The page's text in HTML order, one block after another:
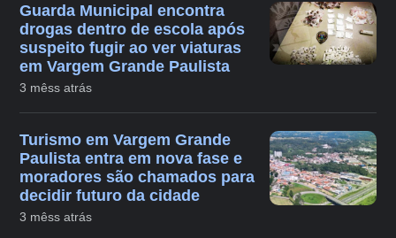
Guarda Municipal encontra
drogas dentro de escola após
suspeito fugir ao ver viaturas
em Vargem Grande Paulista
3 mêss atrás
Turismo em Vargem Grande
Paulista entra em nova fase e
moradores são chamados para
decidir futuro da cidade
3 mêss atrás